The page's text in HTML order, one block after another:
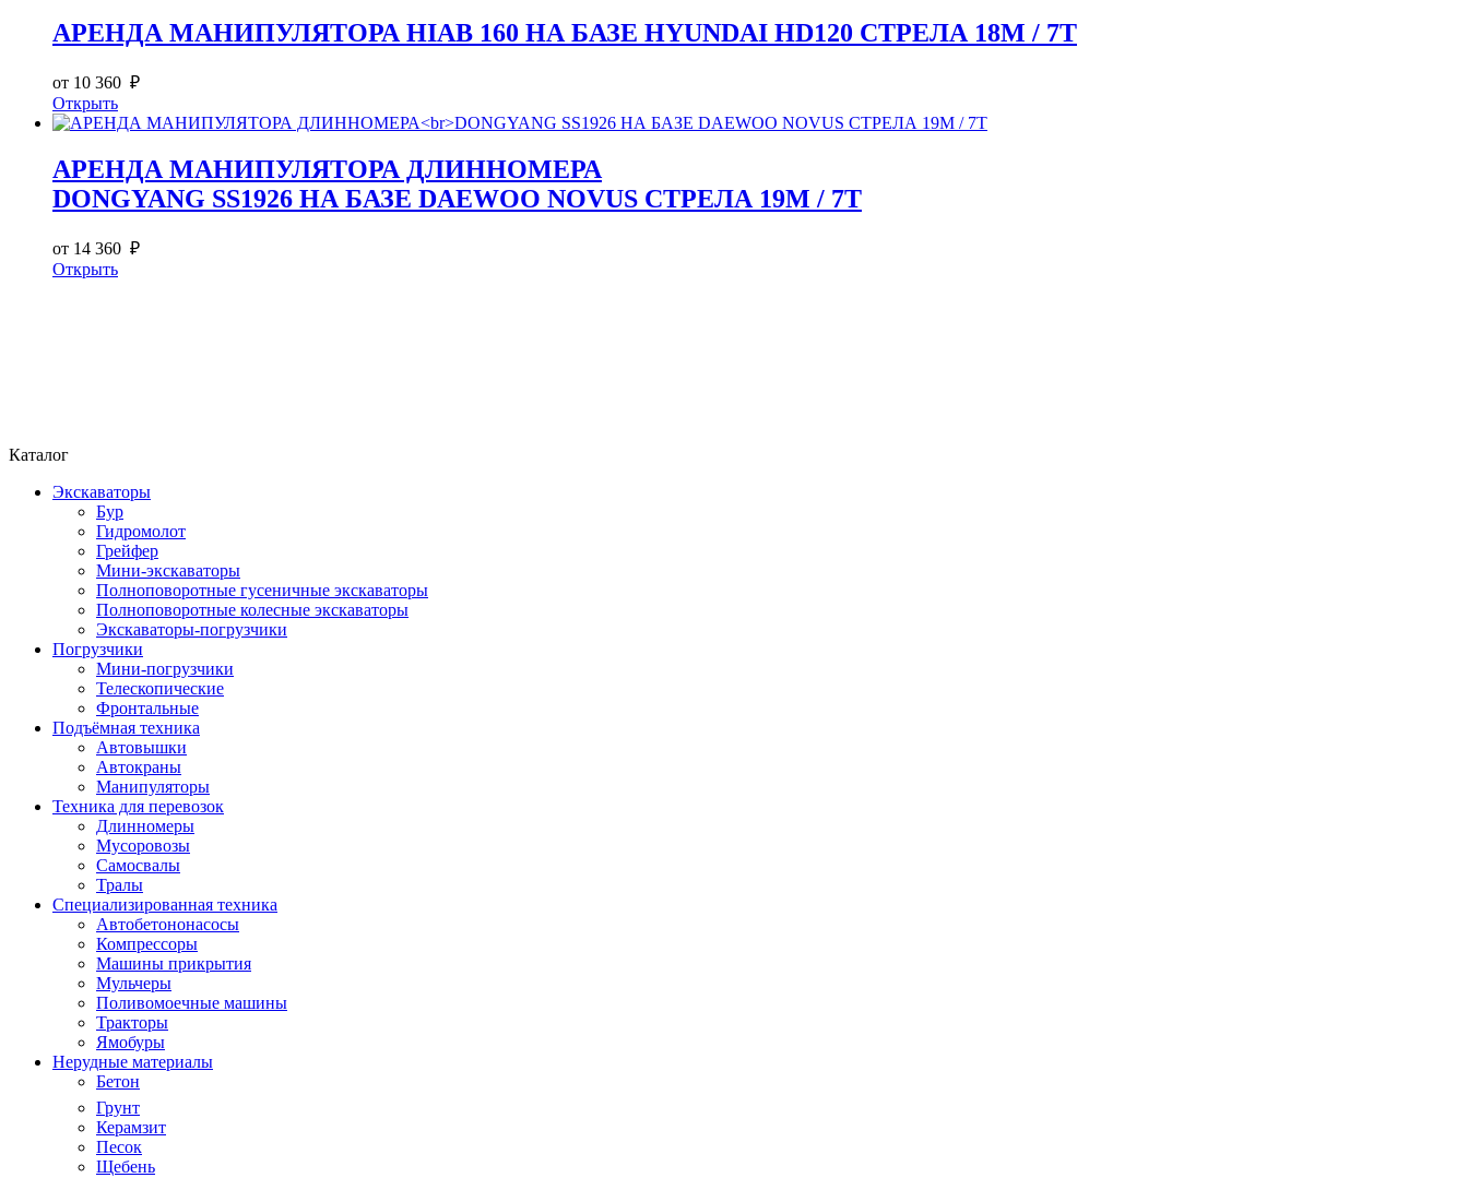
АРЕНДА МАНИПУЛЯТОРА HIAB 160 НА БАЗЕ HYUNDAI HD120 СТРЕЛА 18М / 7Т
от 10 360 ₽
Открыть
АРЕНДА МАНИПУЛЯТОРА ДЛИННОМЕРА
DONGYANG SS1926 НА БАЗЕ DAEWOO NOVUS СТРЕЛА 19М / 7Т
от 14 360 ₽
Открыть
Каталог
Нерудные материалы
Бетон
Грунт
Керамзит
Песок
Щебень
Погрузчики
Мини-погрузчики
Телескопические
Фронтальные
Подъёмная техника
Автовышки
Автокраны
Манипуляторы
Специализированная техника
Автобетононасосы
Компрессоры
Машины прикрытия
Мульчеры
Поливомоечные машины
Тракторы
Ямобуры
Техника для перевозок
Длинномеры
Мусоровозы
Самосвалы
Тралы
Экскаваторы
Бур
Гидромолот
Грейфер
Мини-экскаваторы
Полноповоротные гусеничные экскаваторы
Полноповоротные колесные экскаваторы
Экскаваторы-погрузчики